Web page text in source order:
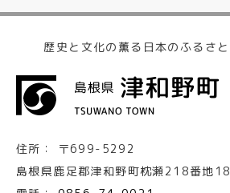
歴史と文化の薫る日本のふるさと
住所：
〒699-5292
島根県鹿足郡津和野町枕瀬218番地18